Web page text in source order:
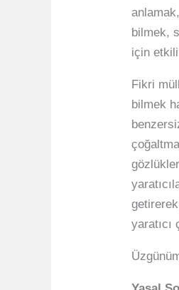
bilmek,
için
Fikri
bilmek
yaratıcı